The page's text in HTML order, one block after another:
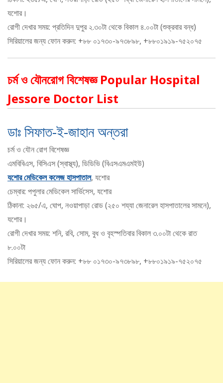
যশোর।
রোগী দেখার সময়: প্রতিদিন দুপুর ২.৩০টা থেকে বিকাল ৪.০০টা (শুক্রবার বন্ধ)
সিরিয়ালের জন্য ফোন করুন: +৮৮ ০১৭৩০-৯৭৩৮৯৮, +৮৮০১৯১৯-৭৫২০৭৫
চর্ম ও যৌনরোগ বিশেষজ্ঞ Popular Hospital
Jessore Doctor List
ডাঃ সিফাত-ই-জাহান অন্তরা
চর্ম ও যৌন রোগ বিশেষজ্ঞ
এমবিবিএস, বিসিএস (স্বাস্থ্য), ডিডিভি (বিএসএমএমইউ)
যশোর মেডিকেল কলেজ হাসপাতাল, যশোর
চেম্বার: পপুলার মেডিকেল সার্ভিসেস, যশোর
ঠিকানা: ২৬৫/এ, ঘোপ, নওয়াপাড়া রোড (২৫০ শয্যা জেনারেল হাসপাতালের সামনে),
যশোর।
রোগী দেখার সময়: শনি, রবি, সোম, বুধ ও বৃহস্পতিবার বিকাল ৩.০০টা থেকে রাত
৮.০০টা
সিরিয়ালের জন্য ফোন করুন: +৮৮ ০১৭৩০-৯৭৩৮৯৮, +৮৮০১৯১৯-৭৫২০৭৫